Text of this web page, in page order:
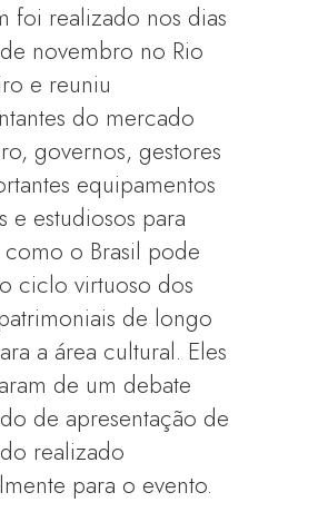
foi realizado nos dias
novembro no Rio
e reuniu
do mercado
governos, gestores
equipamentos
e estudiosos para
o Brasil pode
ciclo virtuoso dos
de longo
a área cultural. Eles
de um debate
de apresentação de
realizado
para o evento.